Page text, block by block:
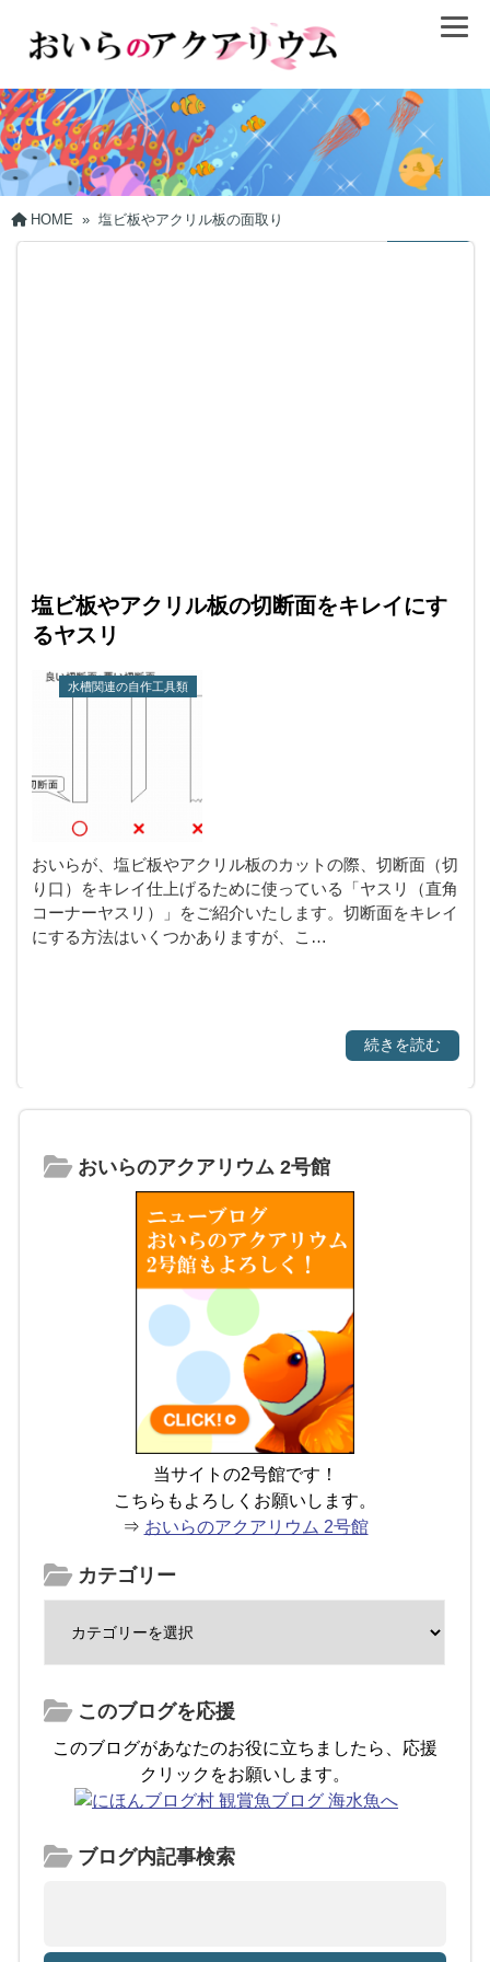
HOME » 塩ビ板やアクリル板の面取り
塩ビ板やアクリル板の切断面をキレイにす
るヤスリ
水槽関連の自作工具類
おいらが、塩ビ板やアクリル板のカットの際、切断面（切
り口）をキレイ仕上げるために使っている「ヤスリ（直角
コーナーヤスリ）」をご紹介いたします。切断面をキレイ
にする方法はいくつかありますが、こ…
続きを読む
おいらのアクアリウム 2号館
当サイトの2号館です！
こちらもよろしくお願いします。
⇒ おいらのアクアリウム 2号館
カテゴリー
このブログを応援
このブログがあなたのお役に立ちましたら、応援
クリックをお願いします。
ブログ内記事検索